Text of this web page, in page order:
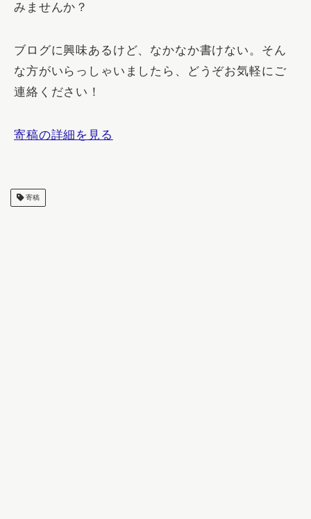
みませんか？
ブログに興味あるけど、なかなか書けない。そん
な方がいらっしゃいましたら、どうぞお気軽にご
連絡ください！
寄稿の詳細を見る
寄稿